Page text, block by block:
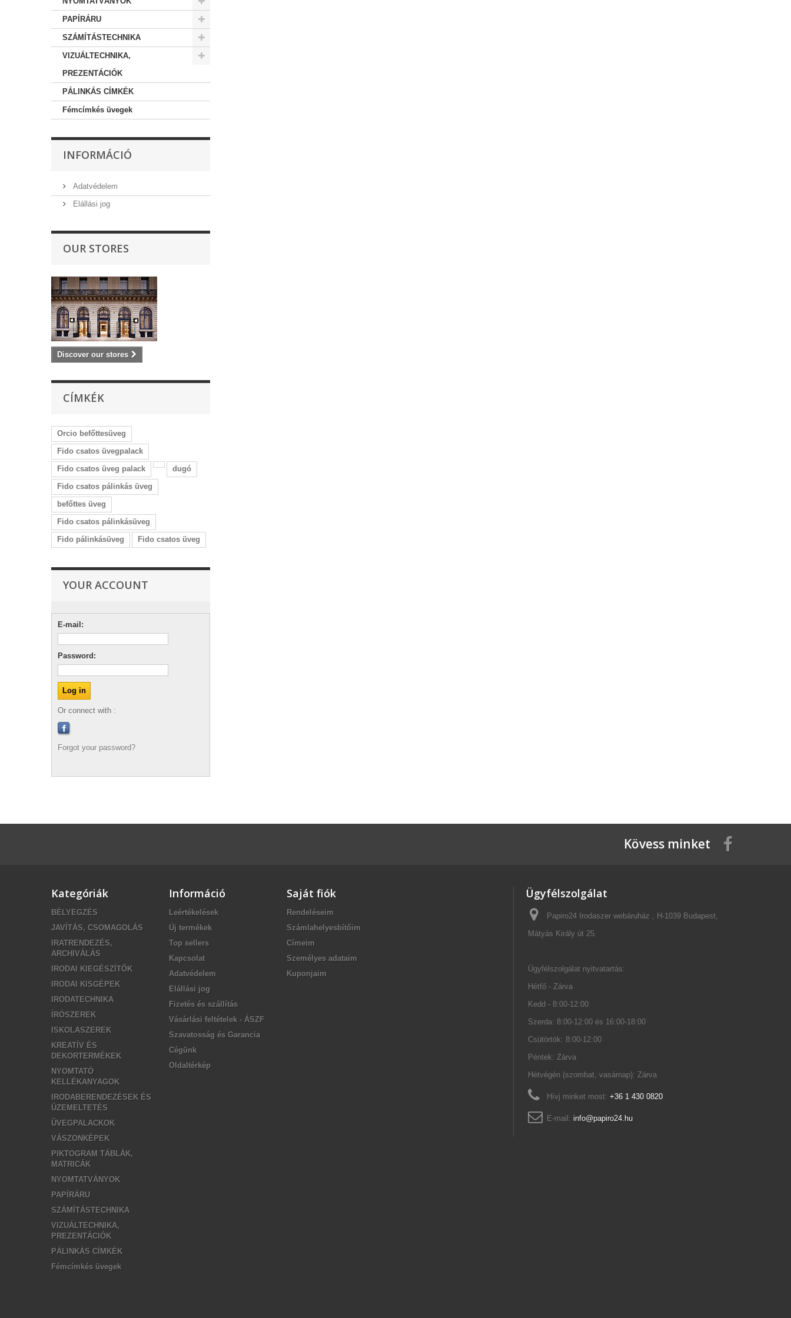
PAPÍRÁRU
SZÁMÍTÁSTECHNIKA
VIZUÁLTECHNIKA,
PREZENTÁCIÓK
PÁLINKÁS CÍMKÉK
Fémcímkés üvegek
INFORMÁCIÓ
Adatvédelem
Elállási jog
OUR STORES
Discover our stores
CÍMKÉK
Orcio befőttesüveg
Fido csatos üvegpalack
Fido csatos üveg palack
dugó
Fido csatos pálinkás üveg
befőttes üveg
Fido csatos pálinkásüveg
Fido pálinkásüveg
Fido csatos üveg
YOUR ACCOUNT
E-mail:
Password:
Or connect with :
Forgot your password?
Kövess minket
Kategóriák
BÉLYEGZÉS
JAVÍTÁS, CSOMAGOLÁS
IRATRENDEZÉS,
ARCHIVÁLÁS
IRODAI KIEGÉSZÍTŐK
IRODAI KISGÉPEK
IRODATECHNIKA
ÍRÓSZEREK
ISKOLASZEREK
KREATÍV ÉS
DEKORTERMÉKEK
NYOMTATÓ
KELLÉKANYAGOK
IRODABERENDEZÉSEK ÉS
ÜZEMELTETÉS
ÜVEGPALACKOK
VÁSZONKÉPEK
PIKTOGRAM TÁBLÁK,
MATRICÁK
NYOMTATVÁNYOK
PAPÍRÁRU
SZÁMÍTÁSTECHNIKA
VIZUÁLTECHNIKA,
PREZENTÁCIÓK
PÁLINKÁS CÍMKÉK
Fémcímkés üvegek
Információ
Leértékelések
Új termékek
Top sellers
Kapcsolat
Adatvédelem
Elállási jog
Fizetés és szállítás
Vásárlási feltételek - ÁSZF
Szavatosság és Garancia
Cégünk
Oldaltérkép
Saját fiók
Rendeléseim
Számlahelyesbítőim
Címeim
Személyes adataim
Kuponjaim
Ügyfélszolgálat
Papiro24 Irodaszer webáruház , H-1039 Budapest,
Mátyás Király út 25.
Ügyfélszolgálat nyitvatartás:
Hétfő - Zárva
Kedd - 8:00-12:00
Szerda: 8:00-12:00 és 16:00-18:00
Csütörtök: 8:00-12:00
Péntek: Zárva
Hétvégén (szombat, vasárnap): Zárva
Hívj minket most: +36 1 430 0820
E-mail: info@papiro24.hu